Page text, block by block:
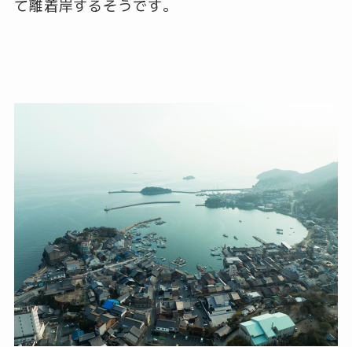
て離着岸するそうです。